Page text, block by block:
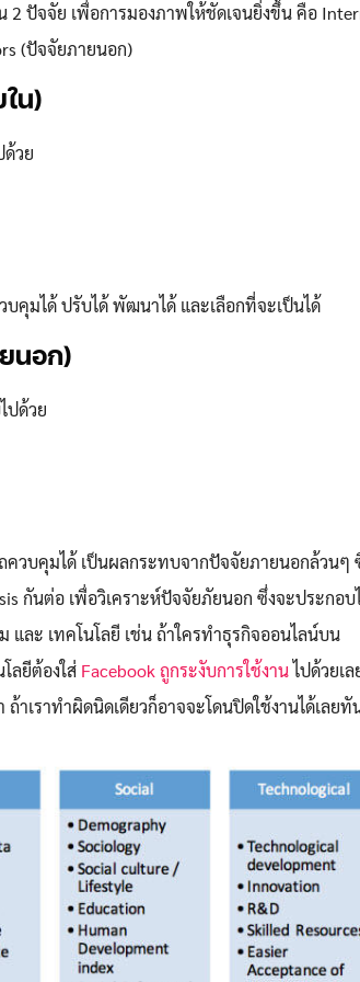
2 ปัจจัย เพื่อการมองภาพให้ชัดเจนยิ่งขึ้น คือ
(ปัจจัยภายนอก)
น)
ด้วย
บคุมได้ ปรับได้ พัฒนาได้ และเลือกที่จะเป็นได้
นอก)
ปด้วย
ควบคุมได้ เป็นผลกระทบจากปัจจัยภายนอกล้วนๆ
กันต่อ เพื่อวิเคราะห์ปัจจัยภัยนอก ซึ่งจะประกอบ
และ เทคโนโลยี เช่น ถ้าใครทำธุรกิจออนไลน์บน
ลยีต้องใส่ Facebook ถูกระงับการใช้งานไปด้วยเล
ถ้าเราทำผิดนิดเดียวก็อาจจะโดนปิดใช้งานได้เลย